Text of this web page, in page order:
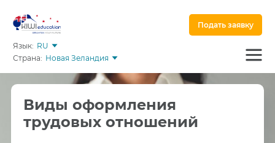
Язык: RU
Страна: Новая Зеландия
Подать заявку
Виды оформления
трудовых отношений